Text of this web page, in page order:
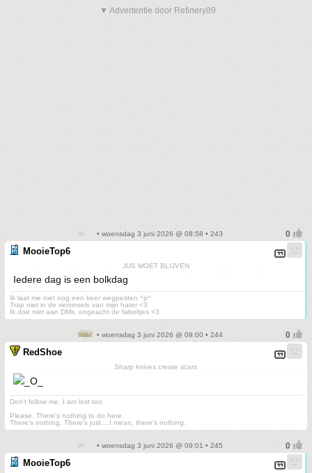
▼ Advertentie door Refinery89
• woensdag 3 juni 2026 @ 08:58 • 243
MooieTop6
JUS MOET BLIJVEN
Iedere dag is een bolkdag
Ik laat me niet nog een keer wegpesten ^p^
Trap niet in de verzinsels van mijn hater <3
Ik doe niet aan DMs, ongeacht de fabeltjes <3
• woensdag 3 juni 2026 @ 09:00 • 244
RedShoe
Sharp knives create scars
Don't follow me. I am lost too
Please. There's nothing to do here.
There's nothing. There's just....I mean, there's nothing.
• woensdag 3 juni 2026 @ 09:01 • 245
MooieTop6